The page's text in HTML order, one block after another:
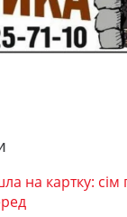
на картку: